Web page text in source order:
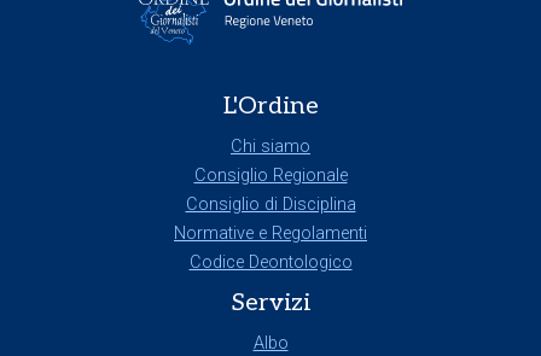
L'Ordine
Chi siamo
Consiglio Regionale
Consiglio di Disciplina
Normative e Regolamenti
Codice Deontologico
Servizi
Albo